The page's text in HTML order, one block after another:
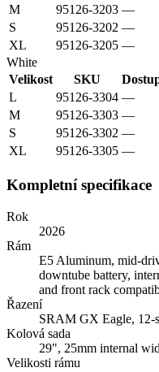
M 95126-3203 —
S
95126-3202 —
XL
95126-3205 —
White
Velikost
SKU
L
95126-3304 —
M
95126-3303 —
S
95126-3302 —
XL
95126-3305 —
Kompletní specifikace
Rok
2026
Rám
E5 Aluminum, mid-
downtube battery,
and front rack
Řazení
SRAM GX Eagle, 12-
Kolová sada
29", 25mm internal
Velikosti rámu